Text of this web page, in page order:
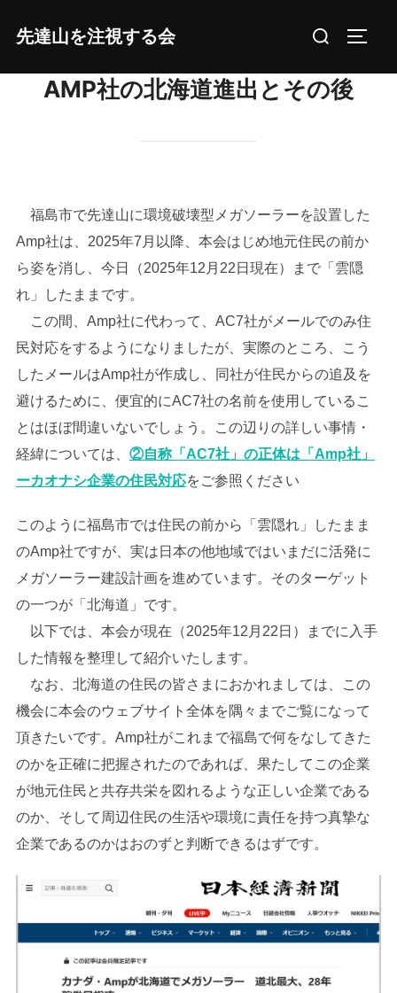
先達山を注視する会
検
対
象:
AMP社の北海道進出とその後
福島市で先達山に環境破壊型メガソーラーを設置した
Amp社は、2025年7月以降、本会はじめ地元住民の前か
ら姿を消し、今日（2025年12月22日現在）まで「雲隠
れ」したままです。
この間、Amp社に代わって、AC7社がメールでのみ住
民対応をするようになりましたが、実際のところ、こう
したメールはAmp社が作成し、同社が住民からの追及を
避けるために、便宜的にAC7社の名前を使用しているこ
とはほぼ間違いないでしょう。この辺りの詳しい事情・
経緯については、 ②自称「AC7社」の正体は「Amp社」
ーカオナシ企業の住民対応をご参照ください
このように福島市では住民の前から「雲隠れ」したまま
のAmp社ですが、実は日本の他地域ではいまだに活発に
メガソーラー建設計画を進めています。そのターゲット
の一つが「北海道」です。
以下では、本会が現在（2025年12月22日）までに入手
した情報を整理して紹介いたします。
なお、北海道の住民の皆さまにおかれましては、この
機会に本会のウェブサイト全体を隅々までご覧になって
頂きたいです。Amp社がこれまで福島で何をなしてきた
のかを正確に把握されたのであれば、果たしてこの企業
が地元住民と共存共栄を図れるような正しい企業である
のか、そして周辺住民の生活や環境に責任を持つ真摯な
企業であるのかはおのずと判断できるはずです。